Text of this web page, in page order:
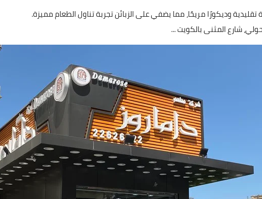
وديكورًا مريحًا، مما يضفي على الزبائن تجربة تناول الطعام مميزة.
شارع المثنى بالكويت ...